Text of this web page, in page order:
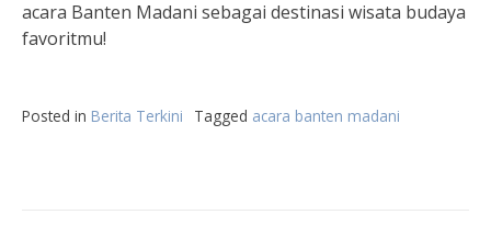
acara Banten Madani sebagai destinasi wisata budaya
favoritmu!
Posted in Berita Terkini Tagged acara banten madani